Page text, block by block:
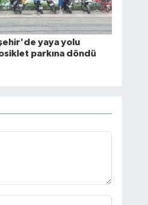
yaya yolu
parkına döndü